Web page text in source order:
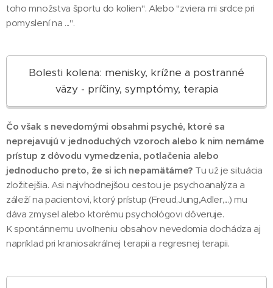
toho množstva športu do kolien". Alebo "zviera mi srdce pri
pomyslení na ...".
Bolesti kolena: menisky, krížne a postranné
väzy - príčiny, symptómy, terapia
Čo však s nevedomými obsahmi psyché, ktoré sa
neprejavujú v jednoduchých vzoroch alebo k nim nemáme
prístup z dôvodu vymedzenia, potlačenia alebo
jednoducho preto, že si ich nepamätáme? Tu už je situácia
zložitejšia. Asi najvhodnejšou cestou je psychoanalýza a
záleží na pacientovi, ktorý prístup (Freud,Jung,Adler,...) mu
dáva zmysel alebo ktorému psychológovi dôveruje.
K spontánnemu uvoľneniu obsahov nevedomia dochádza aj
napríklad pri kraniosakrálnej terapii a regresnej terapii.